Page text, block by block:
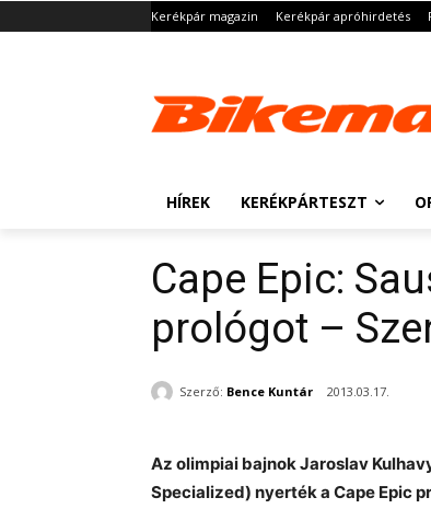
Kerékpár magazin Kerékpár apróhirdetés
HÍREK KERÉKPÁRTESZT
Cape Epic:
prológot –
Szerző: Bence Kuntár 2013.03.17.
Az olimpiai bajnok Jaroslav
Specialized) nyerték a Cape Epic